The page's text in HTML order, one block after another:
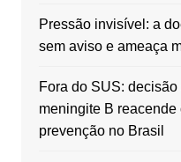
Pressão invisível: a
sem aviso e ameaça
Fora do SUS:
meningite B
prevenção no Brasil